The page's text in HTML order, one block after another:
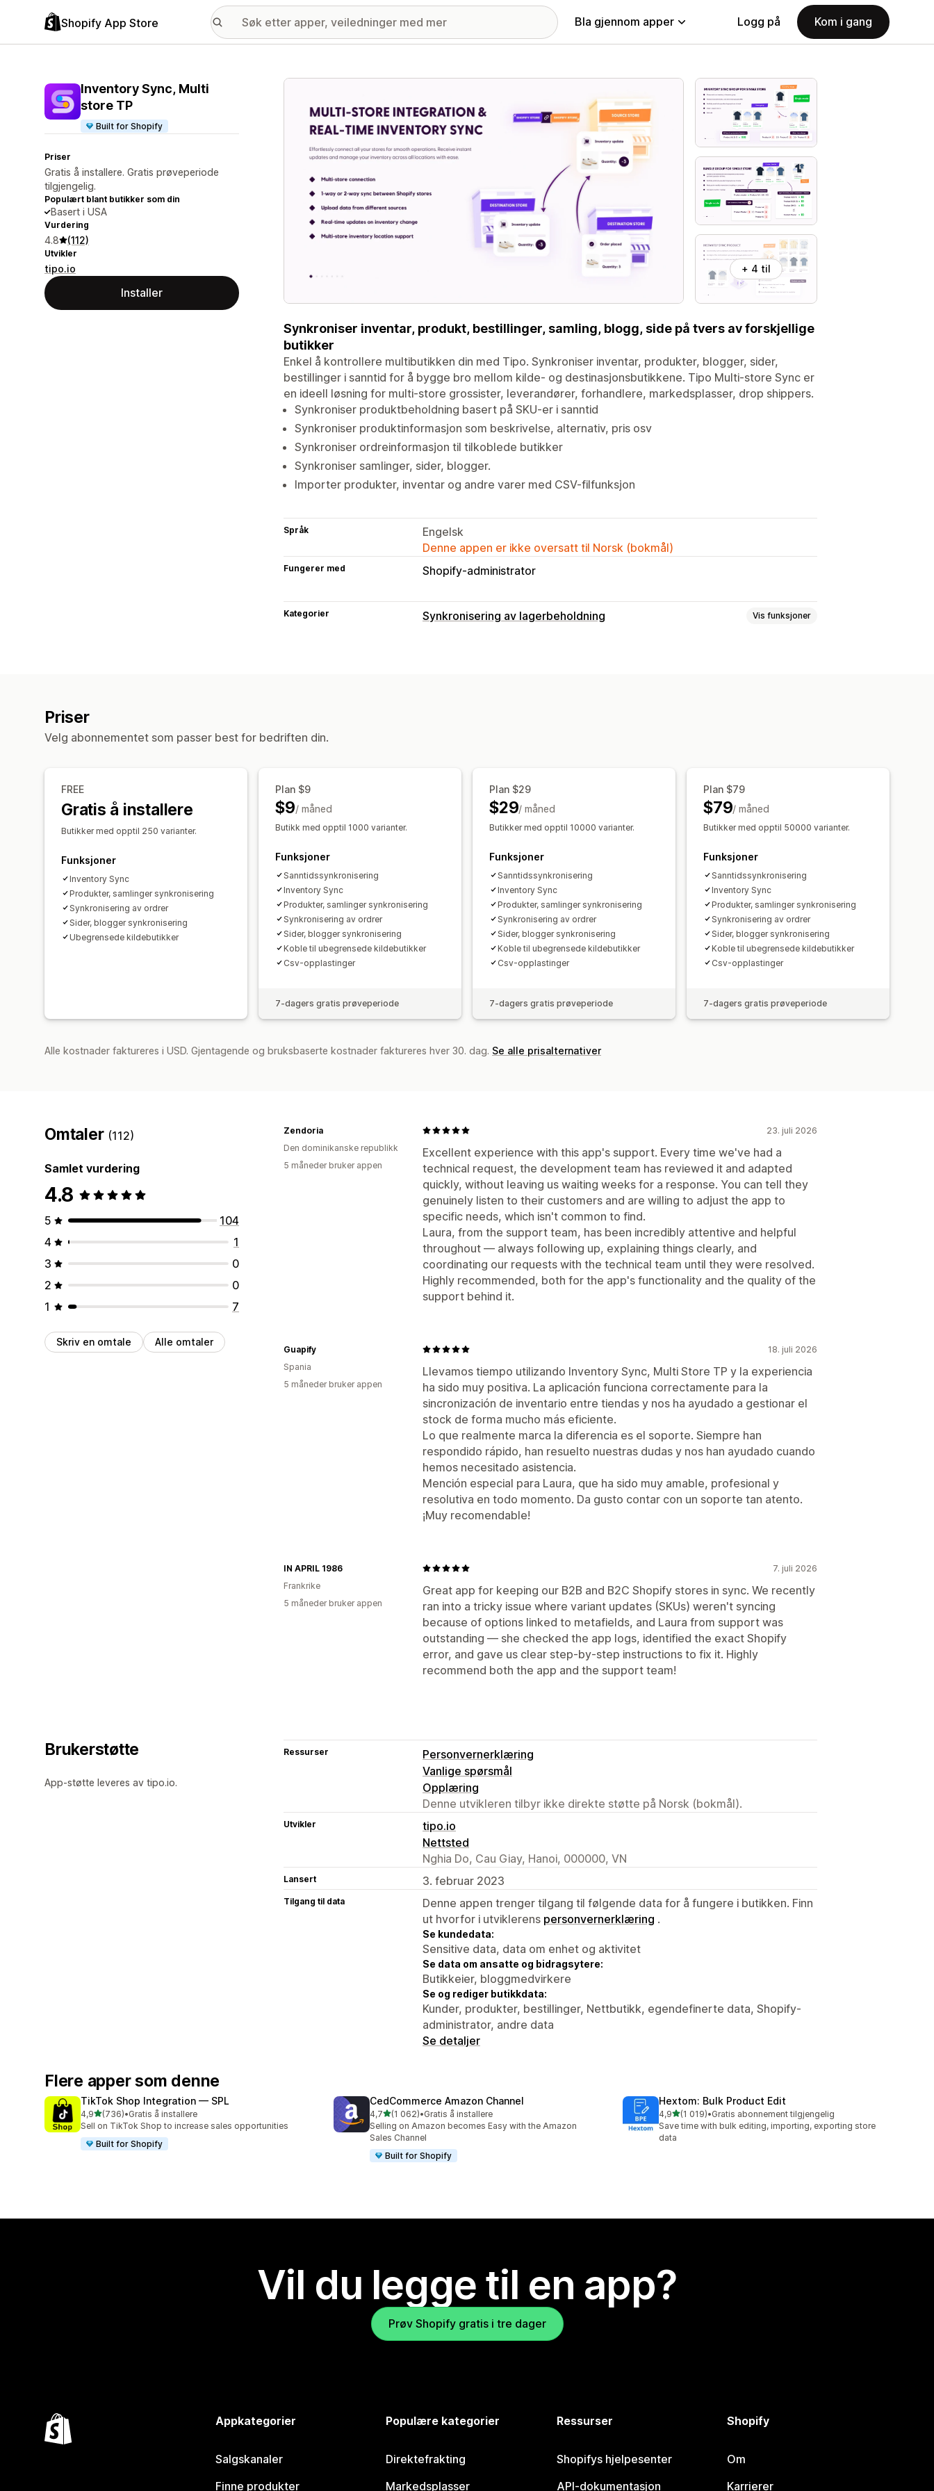
Shopify App Store Bla gjennom apper Logg på Kom i gang
Inventory Sync, Multi
store TP
Built for Shopify
Priser
Gratis å installere. Gratis prøveperiode
tilgjengelig.
Populært blant butikker som din
Basert i USA
Vurdering
4.8 (112)
Utvikler
tipo.io
Installer
Galleri med fremhevede bilder
+ 4 til
Synkroniser inventar, produkt, bestillinger, samling, blogg, side på tvers av forskjellige
butikker
Enkel å kontrollere multibutikken din med Tipo. Synkroniser inventar, produkter, blogger, sider,
bestillinger i sanntid for å bygge bro mellom kilde- og destinasjonsbutikkene. Tipo Multi-store Sync er
en ideell løsning for multi-store grossister, leverandører, forhandlere, markedsplasser, drop shippers.
Synkroniser produktbeholdning basert på SKU-er i sanntid
Synkroniser produktinformasjon som beskrivelse, alternativ, pris osv
Synkroniser ordreinformasjon til tilkoblede butikker
Synkroniser samlinger, sider, blogger.
Importer produkter, inventar og andre varer med CSV-filfunksjon
Språk
Engelsk
Denne appen er ikke oversatt til Norsk (bokmål)
Fungerer med Shopify-administrator
Kategorier Synkronisering av lagerbeholdning Vis funksjoner
Priser
Velg abonnementet som passer best for bedriften din.
FREE
Gratis å installere
Butikker med opptil 250 varianter.
Funksjoner
Inventory Sync
Produkter, samlinger synkronisering
Synkronisering av ordrer
Sider, blogger synkronisering
Ubegrensede kildebutikker
Plan $9
$9/ måned
Butikk med opptil 1000 varianter.
Funksjoner
Sanntidssynkronisering
Inventory Sync
Produkter, samlinger synkronisering
Synkronisering av ordrer
Sider, blogger synkronisering
Koble til ubegrensede kildebutikker
Csv-opplastinger
7-dagers gratis prøveperiode
Plan $29
$29/ måned
Butikker med opptil 10000 varianter.
Funksjoner
Sanntidssynkronisering
Inventory Sync
Produkter, samlinger synkronisering
Synkronisering av ordrer
Sider, blogger synkronisering
Koble til ubegrensede kildebutikker
Csv-opplastinger
7-dagers gratis prøveperiode
Plan $79
$79/ måned
Butikker med opptil 50000 varianter.
Funksjoner
Sanntidssynkronisering
Inventory Sync
Produkter, samlinger synkronisering
Synkronisering av ordrer
Sider, blogger synkronisering
Koble til ubegrensede kildebutikker
Csv-opplastinger
7-dagers gratis prøveperiode
Alle kostnader faktureres i USD. Gjentagende og bruksbaserte kostnader faktureres hver 30. dag. Se alle prisalternativer
Omtaler (112)
Samlet vurdering
4.8
5
104
4
1
3
0
2
0
1
7
Skriv en omtale Alle omtaler
23. juli 2026
Excellent experience with this app's support. Every time we've had a
technical request, the development team has reviewed it and adapted
quickly, without leaving us waiting weeks for a response. You can tell they
genuinely listen to their customers and are willing to adjust the app to
specific needs, which isn't common to find.
Laura, from the support team, has been incredibly attentive and helpful
throughout — always following up, explaining things clearly, and
coordinating our requests with the technical team until they were resolved.
Highly recommended, both for the app's functionality and the quality of the
support behind it.
Zendoria
Den dominikanske republikk
5 måneder bruker appen
18. juli 2026
Llevamos tiempo utilizando Inventory Sync, Multi Store TP y la experiencia
ha sido muy positiva. La aplicación funciona correctamente para la
sincronización de inventario entre tiendas y nos ha ayudado a gestionar el
stock de forma mucho más eficiente.
Lo que realmente marca la diferencia es el soporte. Siempre han
respondido rápido, han resuelto nuestras dudas y nos han ayudado cuando
hemos necesitado asistencia.
Mención especial para Laura, que ha sido muy amable, profesional y
resolutiva en todo momento. Da gusto contar con un soporte tan atento.
¡Muy recomendable!
Guapify
Spania
5 måneder bruker appen
7. juli 2026
Great app for keeping our B2B and B2C Shopify stores in sync. We recently
ran into a tricky issue where variant updates (SKUs) weren't syncing
because of options linked to metafields, and Laura from support was
outstanding — she checked the app logs, identified the exact Shopify
error, and gave us clear step-by-step instructions to fix it. Highly
recommend both the app and the support team!
IN APRIL 1986
Frankrike
5 måneder bruker appen
Brukerstøtte
App-støtte leveres av tipo.io.
Ressurser
Personvernerklæring
Vanlige spørsmål
Opplæring
Denne utvikleren tilbyr ikke direkte støtte på Norsk (bokmål).
Utvikler
tipo.io
Nettsted
Nghia Do, Cau Giay, Hanoi, 000000, VN
Lansert 3. februar 2023
Tilgang til data
Denne appen trenger tilgang til følgende data for å fungere i butikken. Finn
ut hvorfor i utviklerens personvernerklæring .
Se kundedata:
Sensitive data, data om enhet og aktivitet
Se data om ansatte og bidragsytere:
Butikkeier, bloggmedvirkere
Se og rediger butikkdata:
Kunder, produkter, bestillinger, Nettbutikk, egendefinerte data, Shopify-
administrator, andre data
Se detaljer
Flere apper som denne
TikTok Shop Integration — SPL
4,9av 5 stjerner
(736)
Totalt 736 omtaler
•Gratis å installere
Sell on TikTok Shop to increase sales opportunities
Built for Shopify
CedCommerce Amazon Channel
4,7av 5 stjerner
(1 062)
Totalt 1062 omtaler
•Gratis å installere
Selling on Amazon becomes Easy with the Amazon
Sales Channel
Built for Shopify
Hextom: Bulk Product Edit
4,9av 5 stjerner
(1 019)
Totalt 1019 omtaler
•Gratis abonnement tilgjengelig
Save time with bulk editing, importing, exporting store
data
Vil du legge til en app?
Prøv Shopify gratis i tre dager
Appkategorier
Salgskanaler
Finne produkter
Populære kategorier
Direktefrakting
Markedsplasser
Ressurser
Shopifys hjelpesenter
API-dokumentasjon
Shopify
Om
Karrierer